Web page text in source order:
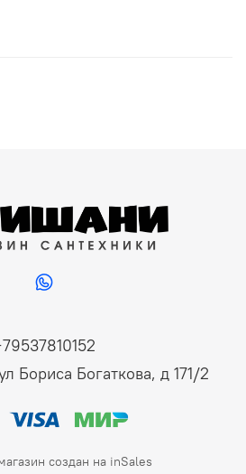
Бориса Богаткова, д 171/2
создан на inSales